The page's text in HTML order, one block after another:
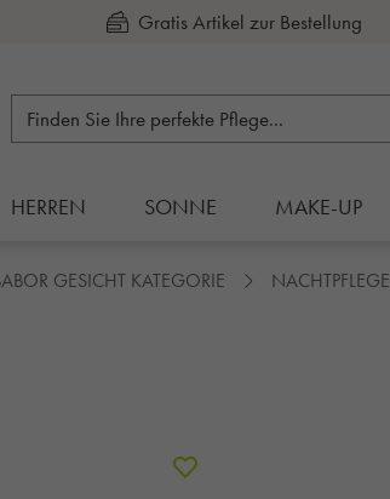
Kauf auf Rechnung
HERREN SONNE MAKE-UP
GESICHT KATEGORIE NACHTPFLEGE